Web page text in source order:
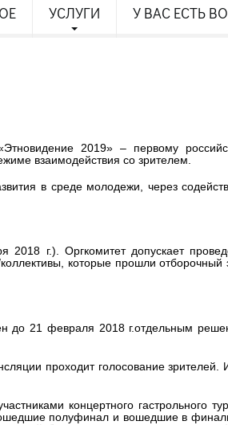
УСЛУГИ У ВАС ЕСТЬ
2019» – первому
взаимодействия со зрителем.
в среде молодежи, через
г.). Оргкомитет допускает
которые прошли отборочный
до 21 февраля 2018 г.отдельным
проходит голосование зрителей.
концертного гастрольного
полуфинал и вошедшие в